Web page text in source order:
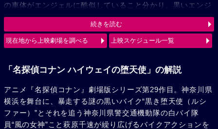
の車体がエンジェルに酷似していること分かり、黒いエンジ
ェル“ルシファー”と呼び、追跡を続ける。弟の萩原研二（声:
三木眞一郎）とその同期・松田陣平（声:神奈延年）との記憶
が脳裏によぎる千速。風の女神（エンジェル）VS 黒き堕天
続きを読む
現在地から上映劇場を調べる 上映スケジュール一覧
「名探偵コナン ハイウェイの堕天使」の解説
アニメ『名探偵コナン』劇場版シリーズ第29作目。神奈川県
横浜を舞台に、暴走する謎の黒いバイク“黒き堕天使（ルシ
ファー）”とそれを追う神奈川県警交通機動隊の白バイ隊
員“風の女神”こと萩原千速が繰り広げるバイクアクションを